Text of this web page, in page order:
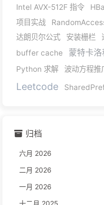
Intel AVX-512F 指令
项目实战
达朗贝尔公式
安装栅栏
buffer cache
蒙特卡洛
Python 求解
波动方程推
Leetcode
归档
六月 2026
二月 2026
一月 2026
十二月 2025